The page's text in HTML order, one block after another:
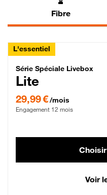
Fibre
L'essentiel
Série Spéciale
Série Spéciale Livebox
Lite
29,99 €/mois
Engagement 12 mois
Voir